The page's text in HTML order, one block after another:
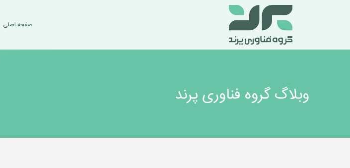
صفحه اصلی
وبلاگ گروه فناوری پرند